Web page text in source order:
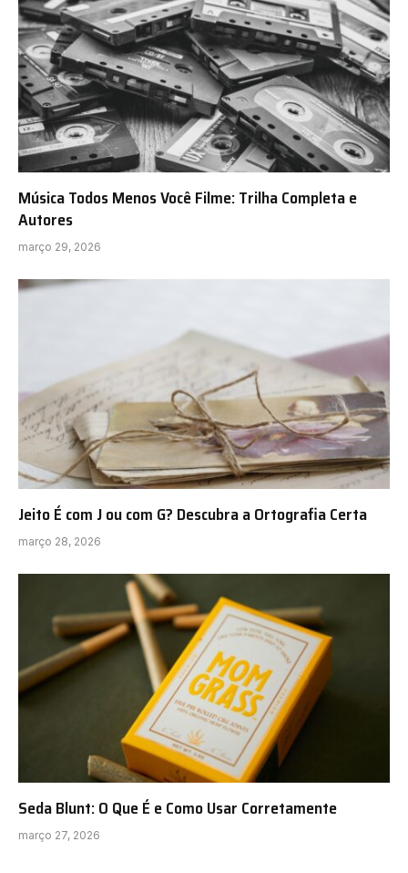
Música Todos Menos Você Filme: Trilha Completa e
Autores
março 29, 2026
Jeito É com J ou com G? Descubra a Ortografia Certa
março 28, 2026
Seda Blunt: O Que É e Como Usar Corretamente
março 27, 2026